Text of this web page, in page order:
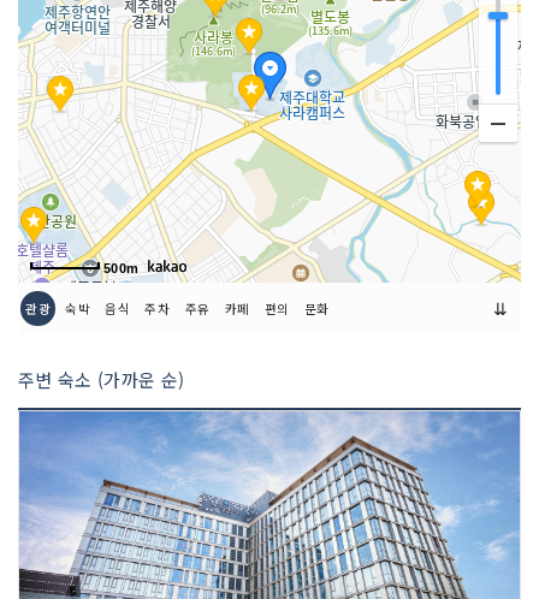
² / 전시실면적 3,219m² / 옥외전시 조경
28,628m²
관람 소요시간 약 1시간 내외
500m
관광 숙박 음식 주차 주유 카페 편의 문화 ⇊
주변 숙소 (가까운 순)